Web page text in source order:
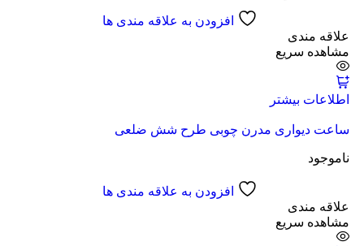
افزودن به علاقه مندی ها
علاقه مندی
مشاهده سریع
اطلاعات بیشتر
ساعت دیواری مدرن چوبی طرح شش ضلعی
ناموجود
افزودن به علاقه مندی ها
علاقه مندی
مشاهده سریع